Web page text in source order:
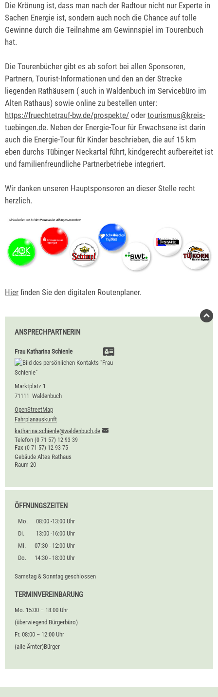
Die Krönung ist, dass man nach der Radtour nicht nur Experte in
Sachen Energie ist, sondern auch noch die Chance auf tolle
Gewinne durch die Teilnahme am Gewinnspiel im Tourenbuch
hat.
Die Tourenbücher gibt es ab sofort bei allen Sponsoren,
Partnern, Tourist-Informationen und den an der Strecke
liegenden Rathäusern ( auch in Waldenbuch im Servicebüro im
Alten Rathaus) sowie online zu bestellen unter:
https://fruechtetrauf-bw.de/prospekte/ oder tourismus@kreis-
tuebingen.de. Neben der Energie-Tour für Erwachsene ist darin
auch die Energie-Tour für Kinder beschrieben, die auf 15 km
eben durchs Tübinger Neckartal führt, kindgerecht aufbereitet ist
und familienfreundliche Partnerbetriebe integriert.
Wir danken unseren Hauptsponsoren an dieser Stelle recht
herzlich.
Hier finden Sie den digitalen Routenplaner.
ANSPRECHPARTNERIN
Frau Katharina Schienle
Marktplatz 1
71111 Waldenbuch
OpenStreetMap
Fahrplanauskunft
katharina.schienle@waldenbuch.de
Telefon (0 71 57) 12 93 39
Fax (0 71 57) 12 93 75
Gebäude Altes Rathaus
Raum 20
ÖFFNUNGSZEITEN
Mo.
08:00 -13:00 Uhr
Di.
13:00 -16:00 Uhr
Mi.
07:30 - 12:00 Uhr
Do.
14:30 - 18:00 Uhr
Samstag & Sonntag geschlossen
TERMINVEREINBARUNG
Mo. 15:00 – 18:00 Uhr
(überwiegend Bürgerbüro)
Fr. 08:00 – 12:00 Uhr
(alle Ämter)Bürger